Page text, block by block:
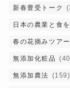
新春豊受トーク
日本の農業と食
春の花摘みツアー
無添加化粧品
無添加農法 (159)